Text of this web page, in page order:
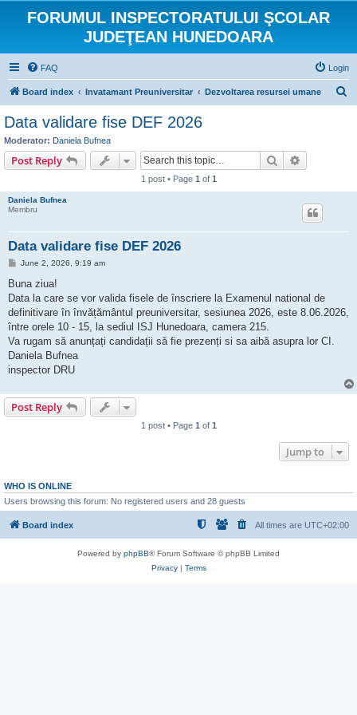
FORUMUL INSPECTORATULUI ŞCOLAR
JUDEŢEAN HUNEDOARA
FAQ Login
Board index Invatamant Preuniversitar Dezvoltarea resursei umane
Data validare fise DEF 2026
Moderator: Daniela Bufnea
Post Reply Search
1 post • Page 1 of 1
Daniela Bufnea
Membru
Data validare fise DEF 2026
P
s
June 2, 2026, 9:19 am
Buna ziua!
Data la care se vor valida fisele de înscriere la Examenul national de
definitivare în învățământul preuniversitar, sesiunea 2026, este 8.06.2026,
între orele 10 - 15, la sediul ISJ Hunedoara, camera 215.
Va rugam să anunțați candidații să fie prezenți si sa aibă asupra lor CI.
Daniela Bufnea
inspector DRU
Post Reply
1 post • Page 1 of 1
Jump to
WHO IS ONLINE
Users browsing this forum: No registered users and 28 guests
Board index All times are UTC+02:00
Powered by phpBB® Forum Software © phpBB Limited
Privacy| Terms